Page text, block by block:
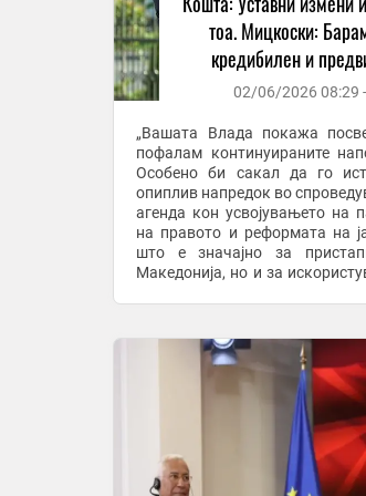
тоа. Мицкоски:
кредибилен и
02/06/2026 08:29 -
„Вашата Влада покажа
пофалам континуираните
Особено би сакал да го
опиплив напредок во
агенда кон усвојувањето на
на правото и реформата на
што е значајно за
Македонија, но и за